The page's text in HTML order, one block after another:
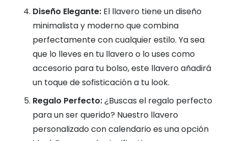
Diseño Elegante: El llavero tiene un diseño
minimalista y moderno que combina
perfectamente con cualquier estilo. Ya sea
que lo lleves en tu llavero o lo uses como
accesorio para tu bolso, este llavero añadirá
un toque de sofisticación a tu look.
Regalo Perfecto:¿Buscas el regalo perfecto
para un ser querido? Nuestro llavero
personalizado con calendario es una opción